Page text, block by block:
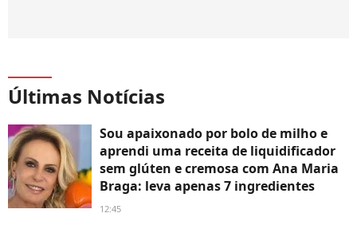
Últimas Notícias
Sou apaixonado por bolo de milho e
aprendi uma receita de liquidificador
sem glúten e cremosa com Ana Maria
Braga: leva apenas 7 ingredientes
12:45